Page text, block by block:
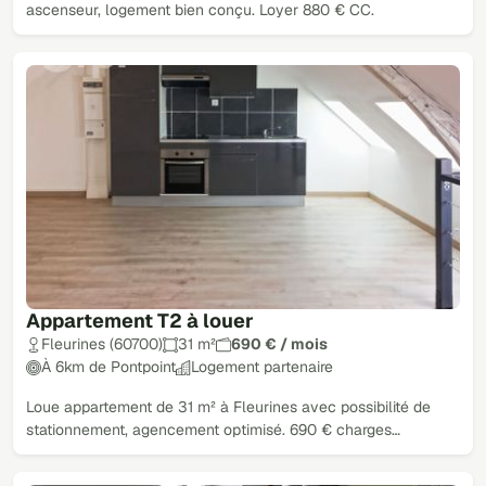
ascenseur, logement bien conçu. Loyer 880 € CC.
Appartement T2 à louer
Fleurines (60700) 31 m²
690 € / mois
À 6km de Pontpoint
Logement partenaire
Loue appartement de 31 m² à Fleurines avec possibilité de
stationnement, agencement optimisé. 690 € charges…